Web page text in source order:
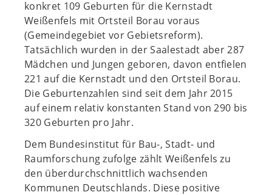
konkret 109 Geburten für die Kernstadt
Weißenfels mit Ortsteil Borau voraus
(Gemeindegebiet vor Gebietsreform).
Tatsächlich wurden in der Saalestadt aber 287
Mädchen und Jungen geboren, davon entfielen
221 auf die Kernstadt und den Ortsteil Borau.
Die Geburtenzahlen sind seit dem Jahr 2015
auf einem relativ konstanten Stand von 290 bis
320 Geburten pro Jahr.
Dem Bundesinstitut für Bau-, Stadt- und
Raumforschung zufolge zählt Weißenfels zu
den überdurchschnittlich wachsenden
Kommunen Deutschlands. Diese positive